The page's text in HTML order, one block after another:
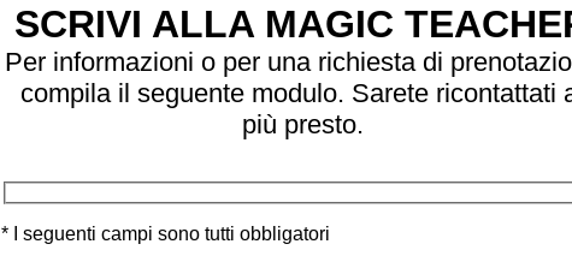
SCRIVI ALLA MAGIC
Per informazioni o per una richiesta di
compila il seguente modulo. Sarete ricontattati
più presto.
* I seguenti campi sono tutti obbligatori